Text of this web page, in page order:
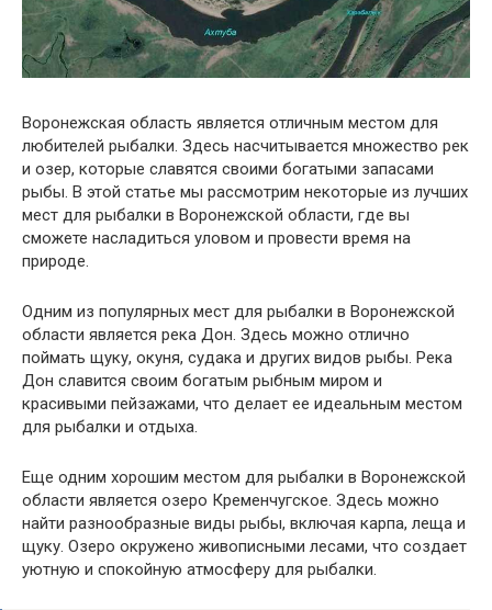
Воронежская область является отличным местом для
любителей рыбалки. Здесь насчитывается множество рек
и озер, которые славятся своими богатыми запасами
рыбы. В этой статье мы рассмотрим некоторые из лучших
мест для рыбалки в Воронежской области, где вы
сможете насладиться уловом и провести время на
природе.
Одним из популярных мест для рыбалки в Воронежской
области является река Дон. Здесь можно отлично
поймать щуку, окуня, судака и других видов рыбы. Река
Дон славится своим богатым рыбным миром и
красивыми пейзажами, что делает ее идеальным местом
для рыбалки и отдыха.
Еще одним хорошим местом для рыбалки в Воронежской
области является озеро Кременчугское. Здесь можно
найти разнообразные виды рыбы, включая карпа, леща и
щуку. Озеро окружено живописными лесами, что создает
уютную и спокойную атмосферу для рыбалки.